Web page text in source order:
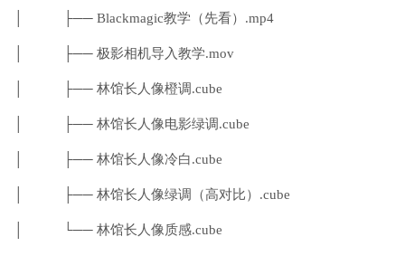
│ ├── Blackmagic教学（先看）.mp4
│ ├── 极影相机导入教学.mov
│ ├── 林馆长人像橙调.cube
│ ├── 林馆长人像电影绿调.cube
│ ├── 林馆长人像冷白.cube
│ ├── 林馆长人像绿调（高对比）.cube
│ └── 林馆长人像质感.cube